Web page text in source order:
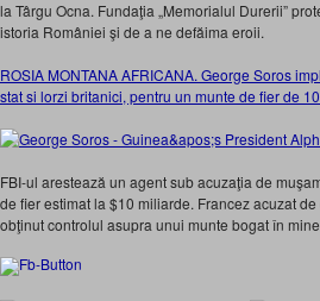
la Târgu Ocna. Fundaţia „Memorialul Durerii”
istoria României şi de a ne defăima eroii.
ROSIA MONTANA AFRICANA. George Soros
stat si lorzi britanici, pentru un munte de fier de
FBI-ul arestează un agent sub acuzaţia de
de fier estimat la $10 miliarde. Francez acuzat
obţinut controlul asupra unui munte bogat în